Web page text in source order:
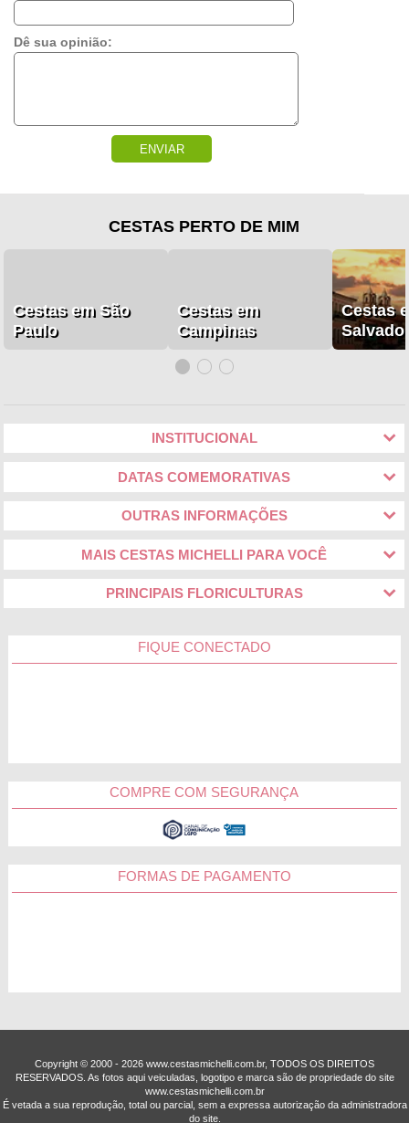
Dê sua opinião:
ENVIAR
CESTAS PERTO DE MIM
Cestas em São
Paulo
Cestas em
Campinas
Cestas
INSTITUCIONAL
DATAS COMEMORATIVAS
OUTRAS INFORMAÇÕES
MAIS CESTAS MICHELLI PARA VOCÊ
PRINCIPAIS FLORICULTURAS
FIQUE CONECTADO
COMPRE COM SEGURANÇA
FORMAS DE PAGAMENTO
Copyright © 2000 - ­2026 www.cestasmichelli.com.br, TODOS OS DIREITOS
RESERVADOS. As fotos aqui veiculadas, logotipo e marca são de propriedade do site
www.cestasmichelli.com.br
É vetada a sua reprodução, total ou parcial, sem a expressa autorização da administradora
do site.